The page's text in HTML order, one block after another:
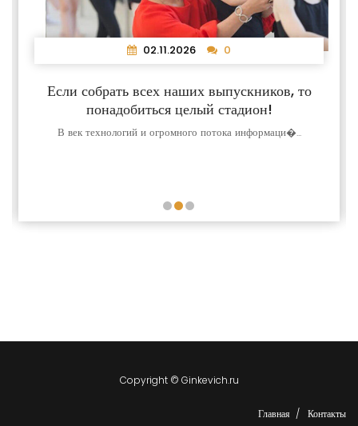
02.11.2026 0
Если собрать всех наших выпускников, то
понадобиться целый стадион!
В век технологий и огромного потока информаци�...
Copyright © Ginkevich.ru
Главная Контакты